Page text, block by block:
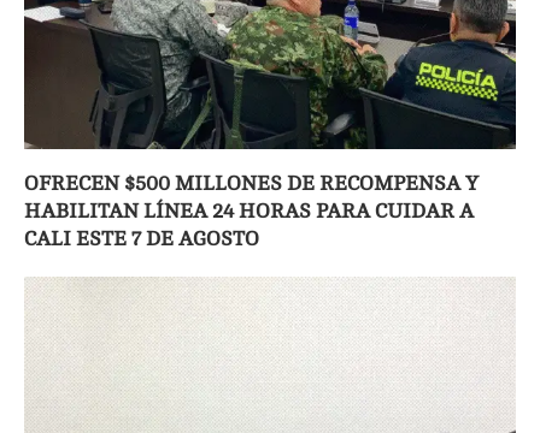
OFRECEN $500 MILLONES DE RECOMPENSA Y
HABILITAN LÍNEA 24 HORAS PARA CUIDAR A
CALI ESTE 7 DE AGOSTO